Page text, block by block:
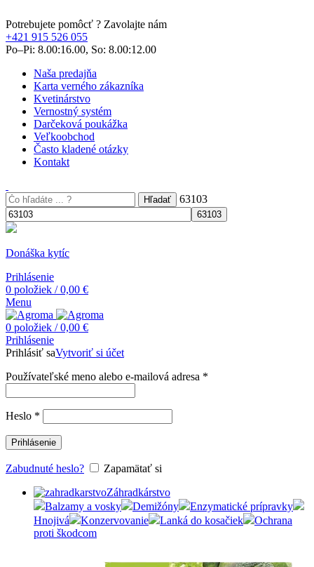
Potrebujete pomôcť ? Zavolajte nám
+421 915 526 055
Po–Pi: 8.00:16.00, So: 8.00:12.00
Naša predajňa
Karta verného zákazníka
Kvetinárstvo
Vernostný systém
Darčeková poukážka
Veľkoobchod
Často kladené otázky
Kontakt
Hľadať 63103
Donáška kytíc
Prihlásenie
0 položiek / 0,00 €
Menu
0 položiek / 0,00 €
Prihlásenie
Prihlásiť saVytvoriť si účet
Používateľské meno alebo e-mailová adresa *
Heslo *
Prihlásenie
Zabudnuté heslo?
Zapamätať si
Záhradkárstvo
Balzamy a vosky
Demižóny
Enzymatické prípravky
Hnojivá
Konzervovanie Lanká do kosačiek
Ochrana
proti škodcom